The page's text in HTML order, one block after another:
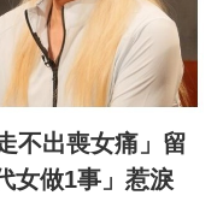
不出喪女痛」留
女做1事」惹淚